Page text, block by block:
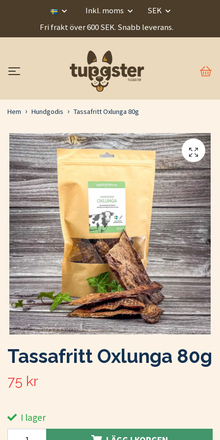
Inkl. moms
SEK
Fri frakt över 600 SEK. Snabb leverans.
Hem Hundgodis Tassafritt Oxlunga 80g
Tassafritt Oxlunga 80g
75 kr
I lager